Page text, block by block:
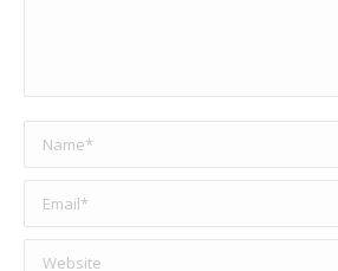
Name *
Email *
Website